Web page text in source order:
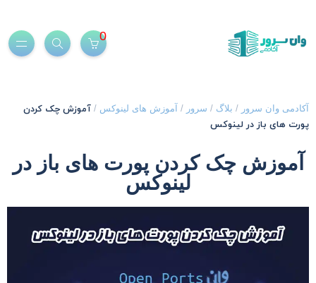
وان سرور / بلاگ/ سرور / آموزش های لینوکس/ آموزش چک کردن
های باز در لینوکس
آموزش چک کردن پورت های باز در
لینوکس